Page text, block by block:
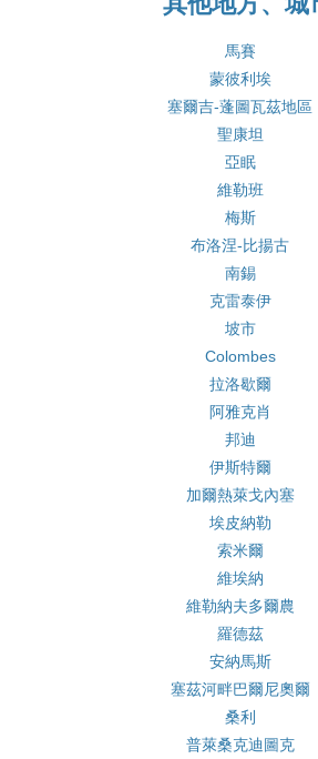
馬賽
蒙彼利埃
塞爾吉-蓬圖瓦茲地區
聖康坦
亞眠
維勒班
梅斯
布洛涅-比揚古
南錫
克雷泰伊
坡市
Colombes
拉洛歇爾
阿雅克肖
邦迪
伊斯特爾
加爾熱萊戈內塞
埃皮納勒
索米爾
維埃納
維勒納夫多爾農
羅德茲
安納馬斯
塞茲河畔巴爾尼奧爾
桑利
普萊桑克迪圖克